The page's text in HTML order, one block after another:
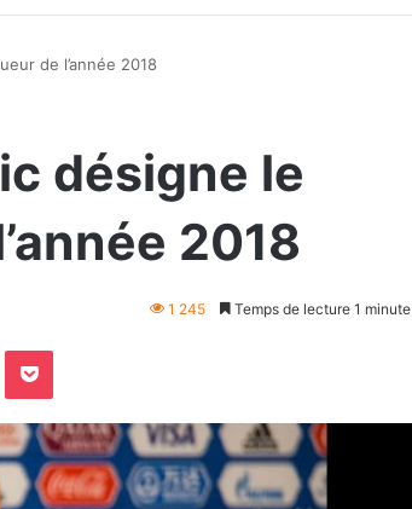
de l’année 2018
désigne le
2018
1 245 Temps de lecture 1 minute
Pocket